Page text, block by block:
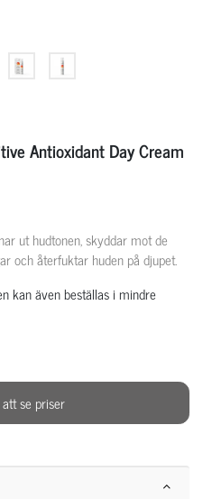
Antioxidant Day Cream
ut hudtonen, skyddar mot de
och återfuktar huden på djupet.
kan även beställas i mindre
se priser